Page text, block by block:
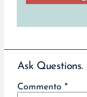
Ask Questions.
Commento *